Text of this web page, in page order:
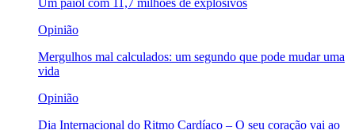
Um paiol com 11,7 milhões de explosivos
Opinião
Mergulhos mal calculados: um segundo que pode mudar uma
vida
Opinião
Dia Internacional do Ritmo Cardíaco – O seu coração vai ao